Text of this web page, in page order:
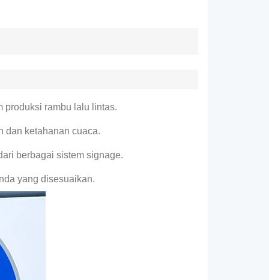
produksi rambu lalu lintas.
dan ketahanan cuaca.
berbagai sistem signage.
yang disesuaikan.